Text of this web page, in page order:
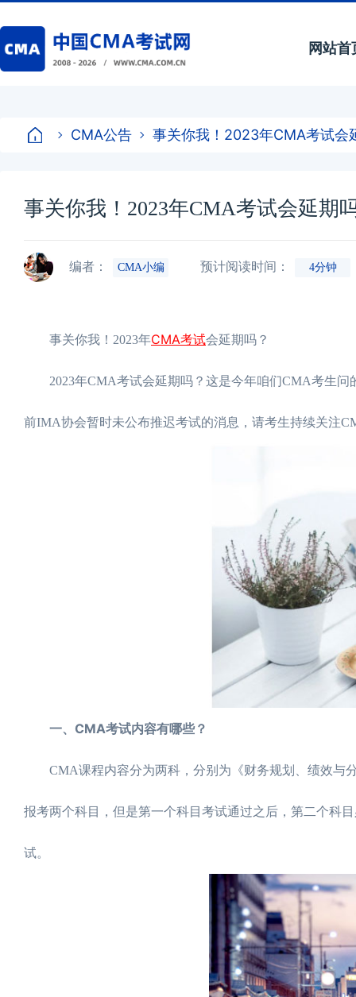
网站首
CMA公告 事关你我！2023年CMA考试会
事关你我！2023年CMA考试会延期
编者： CMA小编 预计阅读时间： 4分钟
事关你我！2023年CMA考试会延期吗？
2023年CMA考试会延期吗？这是今年咱们CMA考生问
前IMA协会暂时未公布推迟考试的消息，请考生持续关注
一、CMA考试内容有哪些？
CMA课程内容分为两科，分别为《财务规划、绩效与
报考两个科目，但是第一个科目考试通过之后，第二个科
试。